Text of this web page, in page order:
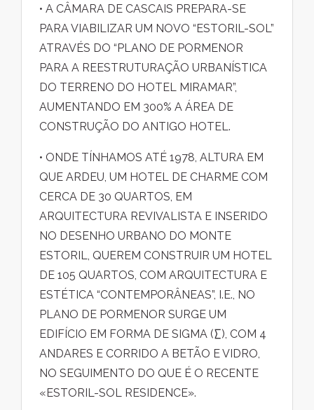
• A CÂMARA DE CASCAIS PREPARA-SE
PARA VIABILIZAR UM NOVO “ESTORIL-SOL”
ATRAVÉS DO “PLANO DE PORMENOR
PARA A REESTRUTURAÇÃO URBANÍSTICA
DO TERRENO DO HOTEL MIRAMAR”,
AUMENTANDO EM 300% A ÁREA DE
CONSTRUÇÃO DO ANTIGO HOTEL.
• ONDE TÍNHAMOS ATÉ 1978, ALTURA EM
QUE ARDEU, UM HOTEL DE CHARME COM
CERCA DE 30 QUARTOS, EM
ARQUITECTURA REVIVALISTA E INSERIDO
NO DESENHO URBANO DO MONTE
ESTORIL, QUEREM CONSTRUIR UM HOTEL
DE 105 QUARTOS, COM ARQUITECTURA E
ESTÉTICA “CONTEMPORÂNEAS”, I.E., NO
PLANO DE PORMENOR SURGE UM
EDIFÍCIO EM FORMA DE SIGMA (∑), COM 4
ANDARES E CORRIDO A BETÃO E VIDRO,
NO SEGUIMENTO DO QUE É O RECENTE
«ESTORIL-SOL RESIDENCE».